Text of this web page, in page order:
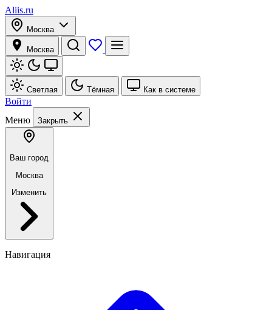
Aliis.ru
Москва
Москва
Светлая Тёмная Как в системе
Войти
Меню
Закрыть
Ваш город
Москва
Изменить
Навигация